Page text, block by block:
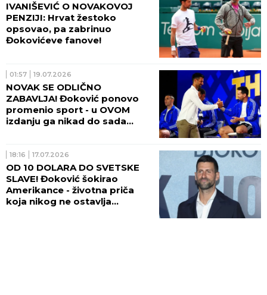
IVANIŠEVIĆ O NOVAKOVOJ
PENZIJI: Hrvat žestoko
opsovao, pa zabrinuo
Đokovićeve fanove!
01:57 19.07.2026
NOVAK SE ODLIČNO
ZABAVLJA! Đoković ponovo
promenio sport - u OVOM
izdanju ga nikad do sada
18:16 17.07.2026
OD 10 DOLARA DO SVETSKE
SLAVE! Đoković šokirao
Amerikance - životna priča
koja nikog ne ostavlja